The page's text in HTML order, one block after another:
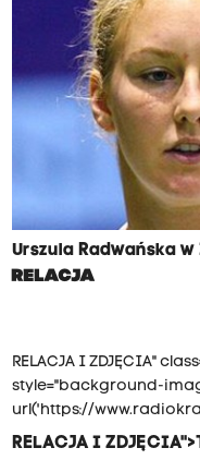
Urszula Radwańska
RELACJA
RELACJA I ZDJĘCIA"
style="background-
url('https://
RELACJA I